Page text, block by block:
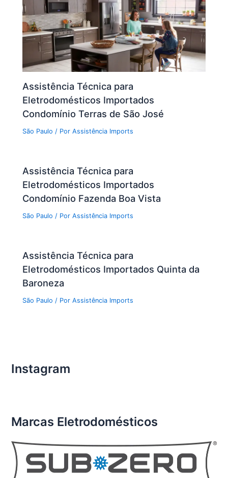
Assistência Técnica para
Eletrodomésticos Importados
Condomínio Terras de São José
São Paulo / PorAssistência Imports
Assistência Técnica para
Eletrodomésticos Importados
Condomínio Fazenda Boa Vista
São Paulo / PorAssistência Imports
Assistência Técnica para
Eletrodomésticos Importados Quinta da
Baroneza
São Paulo / PorAssistência Imports
Instagram
Marcas Eletrodomésticos